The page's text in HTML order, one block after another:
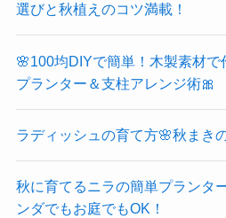
選びと秋植えのコツ満載！
🌸100均DIYで簡単！木製素材
プランター＆支柱アレンジ術🎀
ラディッシュの育て方🌸秋まき
秋に育てるニラの簡単プランタ
ンダでもお庭でもOK！